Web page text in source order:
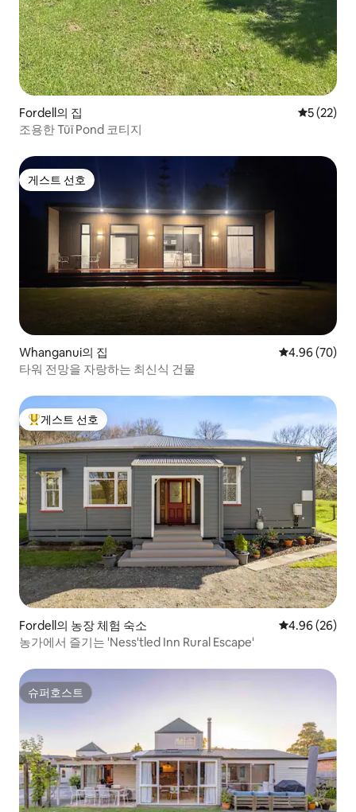
Fordell의 집 평점 5점
5 (22)
조용한 Tūī Pond 코티지
게스트 선호
게스트 선호
Whanganui의 집 평점 4.96점(5
4.96 (70)
타워 전망을 자랑하는 최신식 건물
상위 게스트 선호
게스트 선호
Fordell의 농장 체험 숙소 평점 4.96점(5
4.96 (26)
농가에서 즐기는 'Ness'tled Inn Rural Escape'
슈퍼호스트
슈퍼호스트